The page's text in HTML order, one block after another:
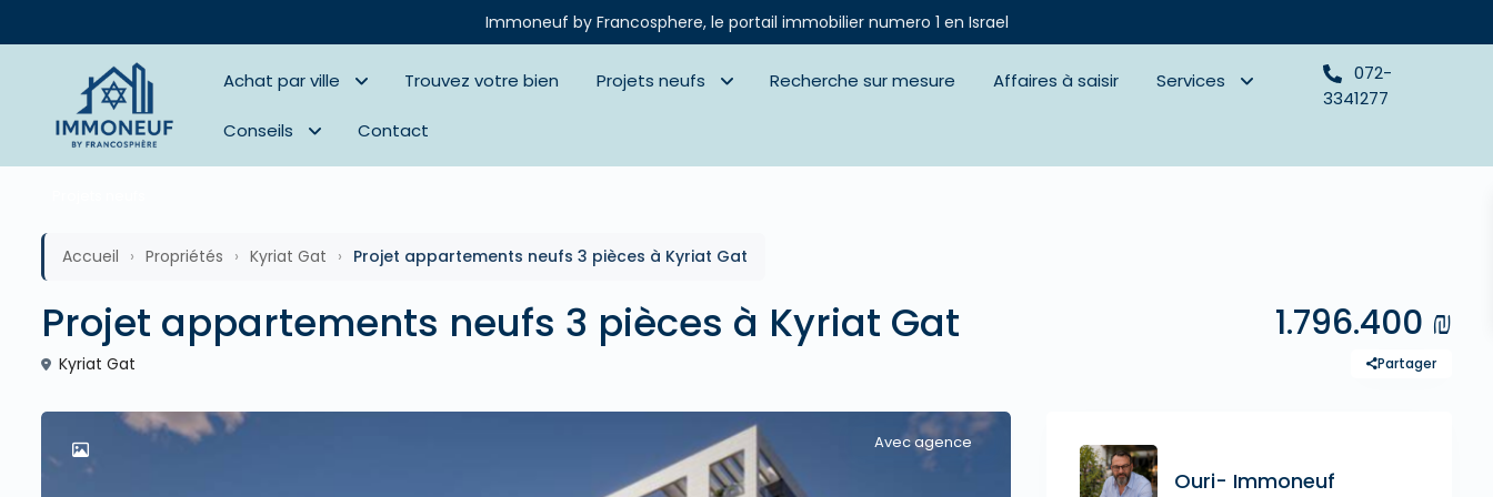
Immoneuf by Francosphere, le portail immobilier numero 1 en Israel
Achat par ville Trouvez votre bien Projets neufs Recherche sur mesure Affaires à saisir Services
Conseils Contact
072-
3341277
Accueil › Propriétés › Kyriat Gat › Projet appartements neufs 3 pièces à Kyriat Gat
Projet appartements neufs 3 pièces à Kyriat Gat 1.796.400 ₪
Kyriat Gat Partager
Avec agence
Ouri- Immoneuf